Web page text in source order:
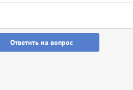
Ответить на вопрос